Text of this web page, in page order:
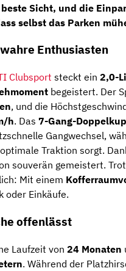
Sicht, und die
selbst das Parken
Enthusiasten
Clubsport steckt ein 2,0-
begeistert. Der
, und die
h. Das 7-Gang-
Gangwechsel,
Traktion sorgt.
souverän gemeistert.
Mit einem
oder Einkäufe.
offenlässt
Laufzeit von 24 Monaten
. Während der